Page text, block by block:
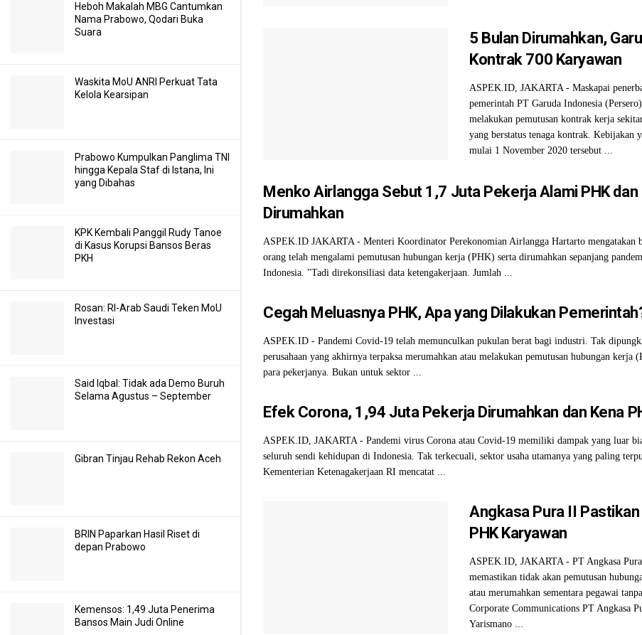
Heboh Makalah MBG Cantumkan
Nama Prabowo, Qodari Buka
Suara
Waskita MoU ANRI Perkuat Tata
Kelola Kearsipan
Prabowo Kumpulkan Panglima TNI
hingga Kepala Staf di Istana, Ini
yang Dibahas
KPK Kembali Panggil Rudy Tanoe
di Kasus Korupsi Bansos Beras
PKH
Rosan: RI-Arab Saudi Teken MoU
Investasi
Said Iqbal: Tidak ada Demo Buruh
Selama Agustus – September
Gibran Tinjau Rehab Rekon Aceh
BRIN Paparkan Hasil Riset di
depan Prabowo
Kemensos: 1,49 Juta Penerima
Bansos Main Judi Online
5 Bulan Dirumahkan,
Kontrak 700 Karyawan
ASPEK.ID, JAKARTA - Maskapai
pemerintah PT Garuda Indonesia
melakukan pemutusan kontrak kerja
yang berstatus tenaga kontrak. Kebijakan
mulai 1 November 2020 tersebut ...
Menko Airlangga Sebut 1,7 Juta Pekerja Alami PHK dan
Dirumahkan
ASPEK.ID JAKARTA - Menteri Koordinator Perekonomian Airlangga Hartarto mengatakan
orang telah mengalami pemutusan hubungan kerja (PHK) serta dirumahkan sepanjang
Indonesia. "Tadi direkonsiliasi data ketengakerjaan. Jumlah ...
Cegah Meluasnya PHK, Apa yang Dilakukan
ASPEK.ID - Pandemi Covid-19 telah memunculkan pukulan berat bagi industri. Tak
perusahaan yang akhirnya terpaksa merumahkan atau melakukan pemutusan hubungan kerja
para pekerjanya. Bukan untuk sektor ...
Efek Corona, 1,94 Juta Pekerja Dirumahkan dan Kena
ASPEK.ID, JAKARTA - Pandemi virus Corona atau Covid-19 memiliki dampak yang luar
seluruh sendi kehidupan di Indonesia. Tak terkecuali, sektor usaha utamanya yang paling
Kementerian Ketenagakerjaan RI mencatat ...
Angkasa Pura II
PHK Karyawan
ASPEK.ID, JAKARTA - PT Angkasa
memastikan tidak akan pemutusan
atau merumahkan sementara pegawai
Corporate Communications PT Angkasa
Yarismano ...